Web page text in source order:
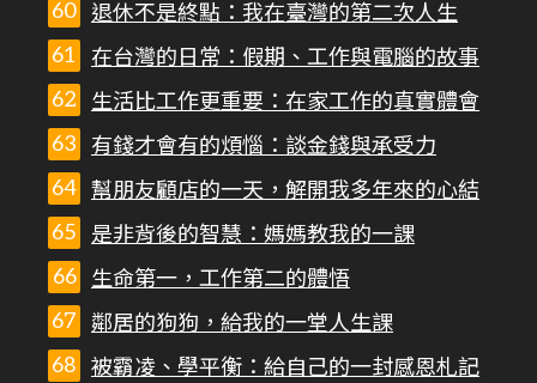
退休不是終點：我在臺灣的第二次人生
在台灣的日常：假期、工作與電腦的故事
生活比工作更重要：在家工作的真實體會
有錢才會有的煩惱：談金錢與承受力
幫朋友顧店的一天，解開我多年來的心結
是非背後的智慧：媽媽教我的一課
生命第一，工作第二的體悟
鄰居的狗狗，給我的一堂人生課
被霸凌、學平衡：給自己的一封感恩札記